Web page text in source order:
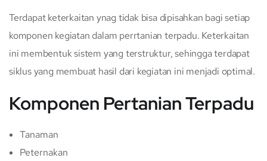
Terdapat keterkaitan ynag tidak bisa dipisahkan bagi setiap
komponen kegiatan dalam perrtanian terpadu. Keterkaitan
ini membentuk sistem yang terstruktur, sehingga terdapat
siklus yang membuat hasil dari kegiatan ini menjadi optimal.
Komponen Pertanian Terpadu
Tanaman
Peternakan